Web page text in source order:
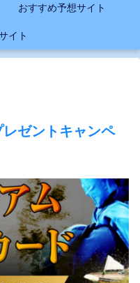
おすすめ予想サイト
イト
ゼントキャンペ